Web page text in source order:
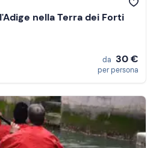
nella Terra dei Forti
da 30 €
per persona